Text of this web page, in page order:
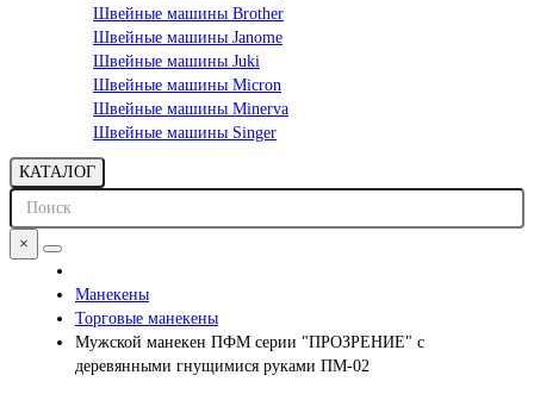
Швейные машины Brother
Швейные машины Janome
Швейные машины Juki
Швейные машины Micron
Швейные машины Minerva
Швейные машины Singer
КАТАЛОГ
×
Манекены
Торговые манекены
Мужской манекен ПФМ серии "ПРОЗРЕНИЕ" с
деревянными гнущимися руками ПМ-02